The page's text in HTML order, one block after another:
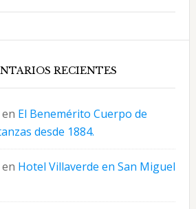
RECIENTES
El Benemérito Cuerpo de
desde 1884.
en Hotel Villaverde en San Miguel